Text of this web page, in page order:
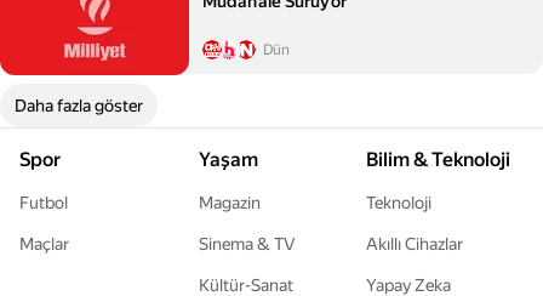
Dün
Daha fazla göster
Spor
Futbol
Maçlar
Yaşam
Magazin
Sinema & TV
Kültür-Sanat
Bilim & Teknoloji
Teknoloji
Akıllı Cihazlar
Yapay Zeka